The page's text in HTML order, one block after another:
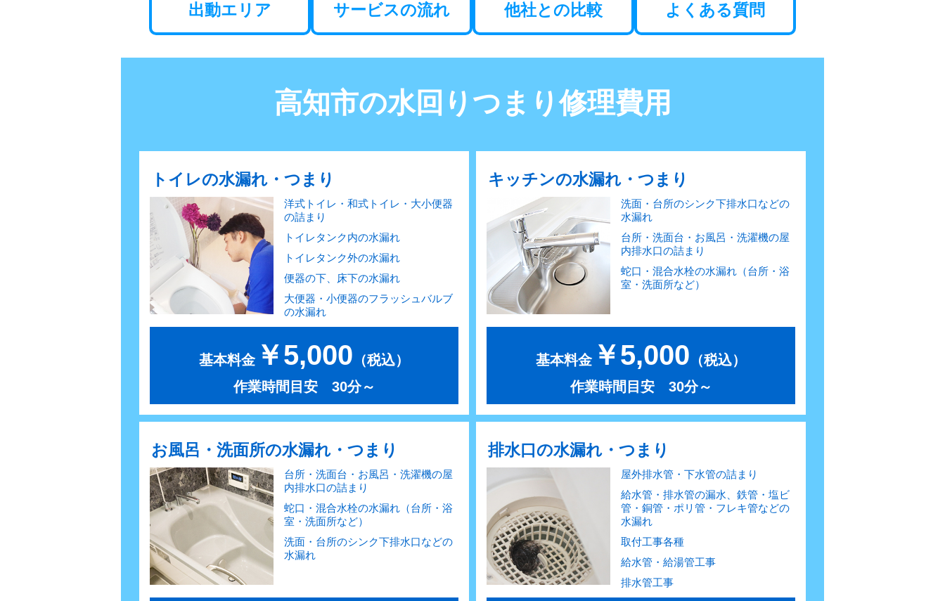
出動エリア サービスの流れ 他社との比較 よくある質問
高知市の水回りつまり修理費用
トイレの水漏れ・つまり
洋式トイレ・和式トイレ・大小便器
の詰まり
トイレタンク内の水漏れ
トイレタンク外の水漏れ
便器の下、床下の水漏れ
大便器・小便器のフラッシュバルブ
の水漏れ
基本料金￥5,000 （税込）
作業時間目安 30分～
キッチンの水漏れ・つまり
洗面・台所のシンク下排水口などの
水漏れ
台所・洗面台・お風呂・洗濯機の屋
内排水口の詰まり
蛇口・混合水栓の水漏れ（台所・浴
室・洗面所など）
基本料金￥5,000 （税込）
作業時間目安 30分～
お風呂・洗面所の水漏れ・つまり
台所・洗面台・お風呂・洗濯機の屋
内排水口の詰まり
蛇口・混合水栓の水漏れ（台所・浴
室・洗面所など）
洗面・台所のシンク下排水口などの
水漏れ
排水口の水漏れ・つまり
屋外排水管・下水管の詰まり
給水管・排水管の漏水、鉄管・塩ビ
管・銅管・ポリ管・フレキ管などの
水漏れ
取付工事各種
給水管・給湯管工事
排水管工事